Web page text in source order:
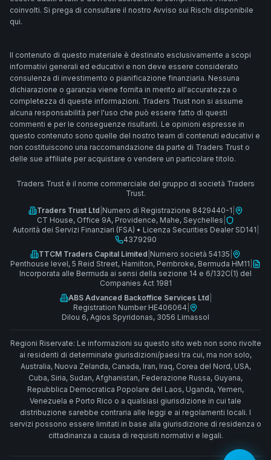
coinvolti. Si prega di consultare il nostro Avviso sui Rischi disponibile
qui.
Il contenuto di questo materiale è destinato esclusivamente a scopi
informativi generali ed educativi e non deve essere considerato
consulenza di investimento o pianificazione finanziaria. Nessuna
dichiarazione o garanzia viene fornita in merito all'accuratezza o
completezza di queste informazioni. Traders Trust non si assume
alcuna responsabilità per l'uso che può essere fatto di questi
commenti e per le conseguenze risultanti. Le opinioni espresse in
questo contenuto sono quelle del nostro team di contenuti educativi e
non costituiscono una raccomandazione da parte di Traders Trust o
delle sue affiliate per acquistare o vendere un particolare titolo.
Traders Trust è il nome commerciale del gruppo di società Traders
Trust.
Traders Trust Ltd Numero di Registrazione 8429440-1
CT House, Office 9A, Providence, Mahe, Seychelles
Autorità dei Servizi Finanziari (FSA) • Licenza Securities Dealer SD141
4379290
TTCM Traders Capital Limited Numero società 54135
Penthouse level, 5 Reid Street, Hamilton, Pembroke, Bermuda HM11
Incorporata alle Bermuda ai sensi della sezione 14 e 6/132C(1) del
Companies Act 1981
ABS Advanced Backoffice Services Ltd
Registration Number HE406064
Dilou 6, Agios Spyridonas, 3056 Limassol
Regioni Riservate: Le informazioni su questo sito web non sono rivolte
ai residenti di determinate giurisdizioni/paesi tra cui, ma non solo,
Australia, Nuova Zelanda, Canada, Iran, Iraq, Corea del Nord, USA,
Cuba, Siria, Sudan, Afghanistan, Federazione Russa, Guyana,
Repubblica Democratica Popolare del Laos, Uganda, Yemen,
Venezuela e Porto Rico o a qualsiasi giurisdizione in cui tale
distribuzione sarebbe contraria alle leggi e ai regolamenti locali. I
servizi possono essere limitati in base alla giurisdizione di residenza o
cittadinanza a causa di requisiti normativi e legali.